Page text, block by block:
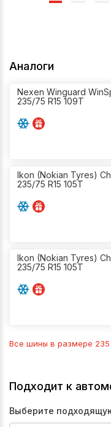
Аналоги
Nexen Winguard
235/75 R15 109T
Ikon (Nokian Tyres)
235/75 R15 105T
Ikon (Nokian Tyres)
235/75 R15 105T
Все шины в размере 235
Подходит к
Выберите